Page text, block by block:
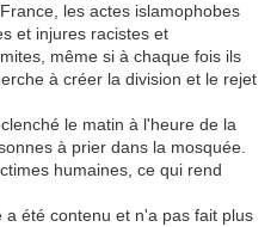
les actes islamophobes
et injures racistes et
même si à chaque fois ils
à créer la division et le rejet
le matin à l'heure de la
à prier dans la mosquée.
humaines, ce qui rend
été contenu et n'a pas fait plus